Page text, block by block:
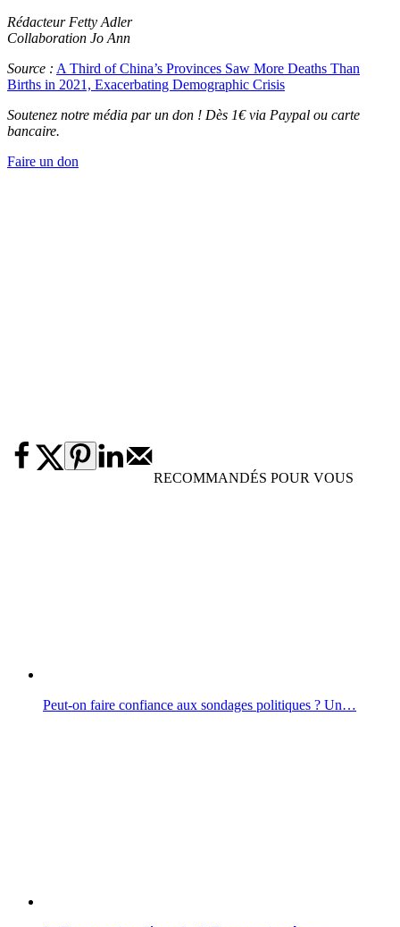
Rédacteur Fetty Adler
Collaboration Jo Ann
Source : A Third of China’s Provinces Saw More Deaths Than
Births in 2021, Exacerbating Demographic Crisis
Soutenez notre média par un don ! Dès 1€ via Paypal ou carte
bancaire.
Faire un don
RECOMMANDÉS POUR VOUS
Peut-on faire confiance aux sondages politiques ? Un…